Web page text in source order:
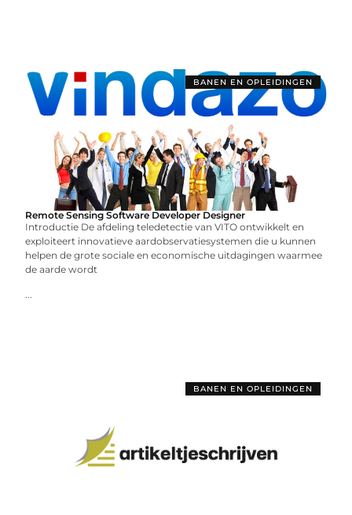
BANEN EN OPLEIDINGEN
Remote Sensing Software Developer Designer
Introductie De afdeling teledetectie van VITO ontwikkelt en
exploiteert innovatieve aardobservatiesystemen die u kunnen
helpen de grote sociale en economische uitdagingen waarmee
de aarde wordt
...
BANEN EN OPLEIDINGEN